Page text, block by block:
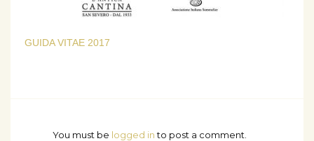
GUIDA VITAE 2017
You must be logged into post a comment.